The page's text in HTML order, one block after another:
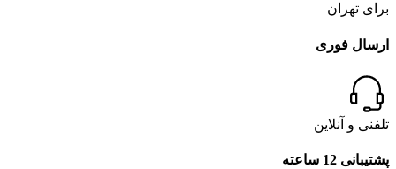
برای تهران
ارسال فوری
تلفنی و آنلاین
پشتیبانی 12 ساعته